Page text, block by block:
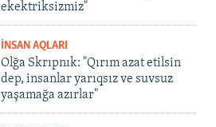
ekektriksizmiz"
İNSAN AQLARI
Olğa Skrıpnık: "Qırım azat etilsin
dep, insanlar yarıqsız ve suvsuz
yaşamağa azırlar"